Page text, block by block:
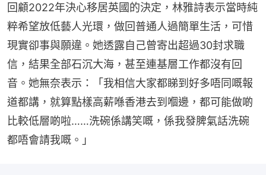
回顧2022年決心移居英國的決定，林雅詩表示當時純
粹希望放低藝人光環，做回普通人過簡單生活，可惜
現實卻事與願違。她透露自己曾寄出超過30封求職
信，結果全部石沉大海，甚至連基層工作都沒有回
音。她無奈表示：「我相信大家都睇到好多唔同嘅報
道都講，就算點樣高薪喺香港去到嗰邊，都可能做啲
比較低層啲啦……洗碗係講笑嘅，係我發脾氣話洗碗
都唔會請我嘅。」